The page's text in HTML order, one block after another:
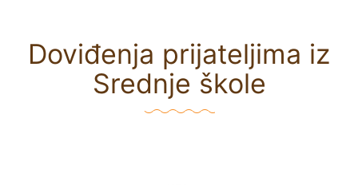
Doviđenja prijateljima iz
Srednje škole